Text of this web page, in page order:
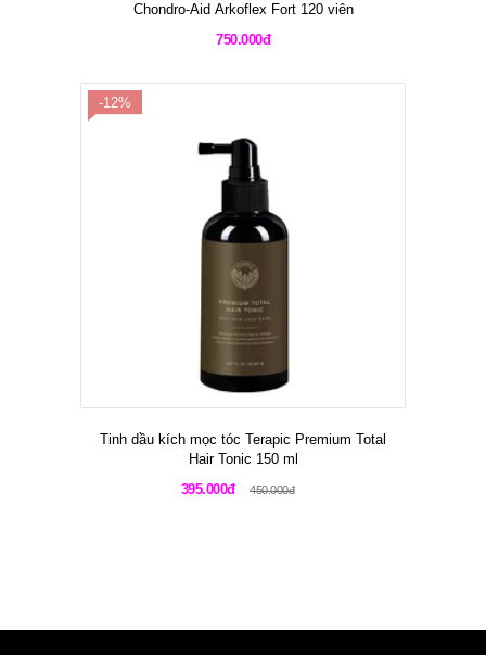
Chondro-Aid Arkoflex Fort 120 viên
750.000đ
-12%
Tinh dầu kích mọc tóc Terapic Premium Total
Hair Tonic 150 ml
395.000đ
450.000đ